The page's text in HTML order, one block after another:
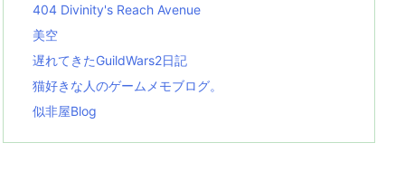
404 Divinity's Reach Avenue
美空
遅れてきたGuildWars2日記
猫好きな人のゲームメモブログ。
似非屋Blog